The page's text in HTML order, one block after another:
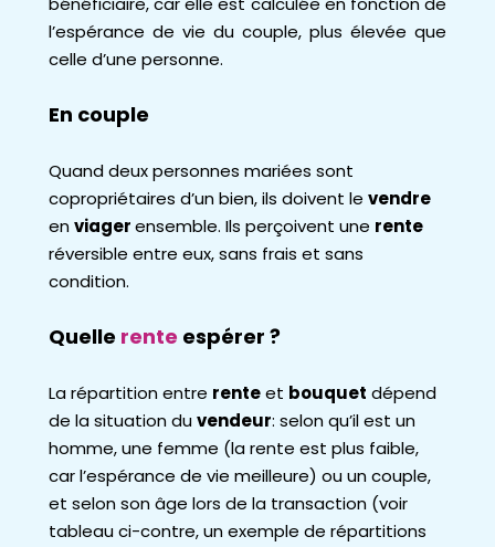
l’espérance de vie du couple, plus élevée que
celle d’une personne.
En couple
Quand deux personnes mariées sont
copropriétaires d’un bien, ils doivent le vendre
enviagerensemble. Ils perçoivent une rente
réversible entre eux, sans frais et sans
condition.
Quelle rente espérer ?
La répartition entre renteet bouquet dépend
de la situation duvendeur: selon qu’il est un
homme, une femme (la rente est plus faible,
car l’espérance de vie meilleure) ou un couple,
et selon son âge lors de la transaction (voir
tableau ci-contre, un exemple de répartitions